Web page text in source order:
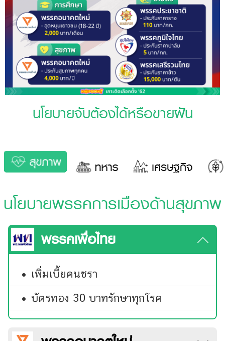
นโยบายจับต้องได้หรือขายฝัน
สุขภาพ ทหาร เศรษฐกิจ
นโยบายพรรคการเมืองด้านสุขภาพ
พรรคเพื่อไทย
• เพิ่มเบี้ยคนชรา
• บัตรทอง 30 บาทรักษาทุกโรค